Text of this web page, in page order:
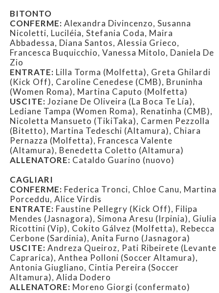
BITONTO
CONFERME: Alexandra Divincenzo, Susanna
Nicoletti, Luciléia, Stefania Coda, Maira
Abbadessa, Diana Santos, Alessia Grieco,
Francesca Buquicchio, Vanessa Mitolo, Daniela De
Zio
ENTRATE: Lilla Torma (Molfetta), Greta Ghilardi
(Kick Off), Caroline Cenedese (CMB), Bruninha
(Women Roma), Martina Caputo (Molfetta)
USCITE: Joziane De Oliveira (La Boca Te Lía),
Lediane Tampa (Women Roma), Renatinha (CMB),
Nicoletta Mansueto (TikiTaka), Carmen Pezzolla
(Bitetto), Martina Tedeschi (Altamura), Chiara
Pernazza (Molfetta), Francesca Valente
(Altamura), Benedetta Coletto (Altamura)
ALLENATORE: Cataldo Guarino (nuovo)
CAGLIARI
CONFERME: Federica Tronci, Chloe Canu, Martina
Porceddu, Alice Virdis
ENTRATE: Faustine Pellegry (Kick Off), Filipa
Mendes (Jasnagora), Simona Aresu (Irpinia), Giulia
Ricottini (Vip), Cokito Gálvez (Molfetta), Rebecca
Cerbone (Sardinia), Anita Furno (Jasnagora)
USCITE: Andreza Queiroz, Pati Ribeirete (Levante
Caprarica), Anthea Polloni (Soccer Altamura),
Antonia Giugliano, Cintia Pereira (Soccer
Altamura), Alida Dodero
ALLENATORE: Moreno Giorgi (confermato)